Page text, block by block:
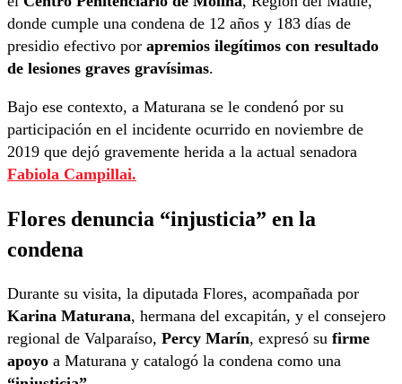
donde cumple una condena de 12 años y 183 días de
presidio efectivo por apremios ilegítimos con resultado
de lesiones graves gravísimas.
Bajo ese contexto, a Maturana se le condenó por su
participación en el incidente ocurrido en noviembre de
2019 que dejó gravemente herida a la actual senadora
Fabiola Campillai.
Flores denuncia “injusticia” en la
condena
Durante su visita, la diputada Flores, acompañada por
Karina Maturana, hermana del excapitán, y el consejero
regional de Valparaíso, Percy Marín, expresó su firme
apoyo a Maturana y catalogó la condena como una